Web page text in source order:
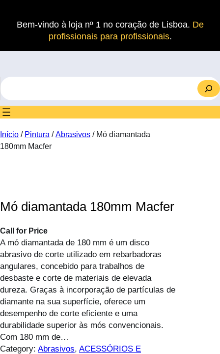
Bem-vindo à loja nº 1 no coração de Lisboa. De
profissionais para profissionais.
S
e
a
r
h
Início / Pintura /Abrasivos / Mó diamantada
180mm Macfer
Mó diamantada 180mm Macfer
Call for Price
A mó diamantada de 180 mm é um disco
abrasivo de corte utilizado em rebarbadoras
angulares, concebido para trabalhos de
desbaste e corte de materiais de elevada
dureza. Graças à incorporação de partículas de
diamante na sua superfície, oferece um
desempenho de corte eficiente e uma
durabilidade superior às mós convencionais.
Com 180 mm de…
Category: Abrasivos, ACESSÓRIOS E